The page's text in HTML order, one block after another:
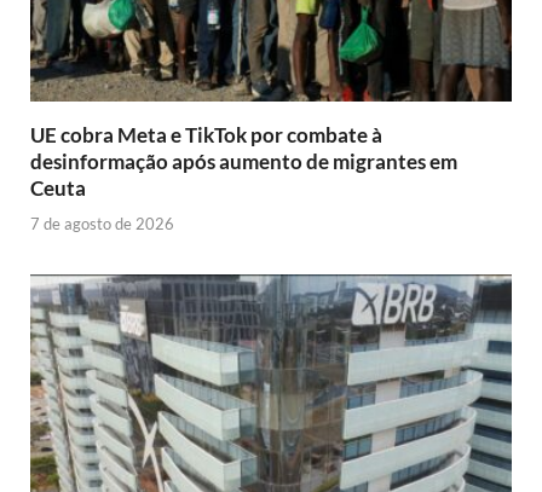
UE cobra Meta e TikTok por combate à
desinformação após aumento de migrantes em
Ceuta
7 de agosto de 2026